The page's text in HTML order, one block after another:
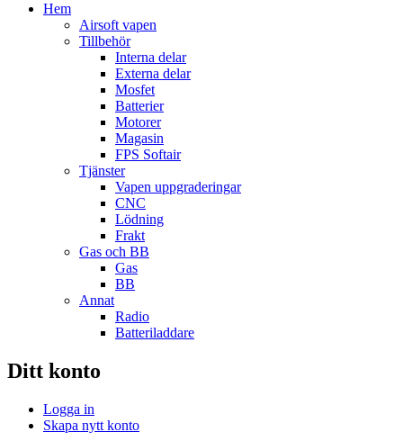
Hem
Airsoft vapen
Tillbehör
Interna delar
Externa delar
Mosfet
Batterier
Motorer
Magasin
FPS Softair
Tjänster
Vapen uppgraderingar
CNC
Lödning
Frakt
Gas och BB
Gas
BB
Annat
Radio
Batteriladdare
Ditt konto
Logga in
Skapa nytt konto